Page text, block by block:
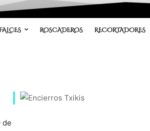
ROSCADEROS RECORTADORES
de